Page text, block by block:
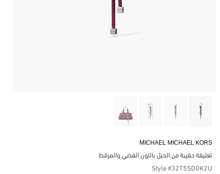
MICHAEL MICHAEL KORS
تعليقة حقيبة من الحبل باللون الفضي والمرقط
Style #32T5SD0K2U